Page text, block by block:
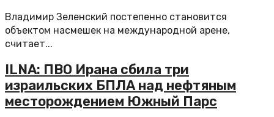
Владимир Зеленский постепенно становится
объектом насмешек на международной арене,
считает...
ILNA: ПВО Ирана сбила три
израильских БПЛА над нефтяным
месторождением Южный Парс